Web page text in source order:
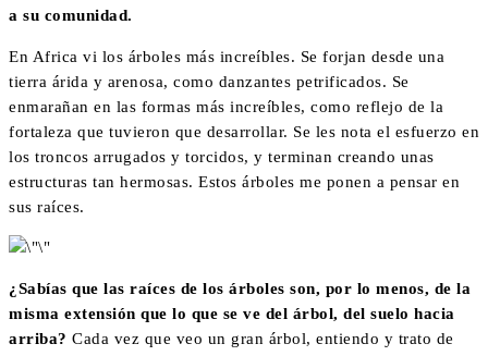
a su comunidad.
En Africa vi los árboles más increíbles. Se forjan desde una
tierra árida y arenosa, como danzantes petrificados. Se
enmarañan en las formas más increíbles, como reflejo de la
fortaleza que tuvieron que desarrollar. Se les nota el esfuerzo en
los troncos arrugados y torcidos, y terminan creando unas
estructuras tan hermosas. Estos árboles me ponen a pensar en
sus raíces.
¿Sabías que las raíces de los árboles son, por lo menos, de la
misma extensión que lo que se ve del árbol, del suelo hacia
arriba? Cada vez que veo un gran árbol, entiendo y trato de